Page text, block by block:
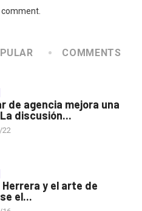
COMMENTS
de agencia mejora una
discusión...
22
Herrera y el arte de
el...